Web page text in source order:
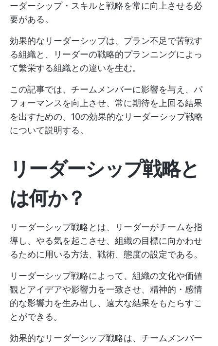
ーダーシップ・スキルと戦略を常に向上させる必
要がある。
効果的なリーダーシップは、プラン不足で苦戦す
る組織と、リーダーの戦略的プランニングによっ
て繁栄する組織との違いを生む。
この記事では、チームメンバーに影響を与え、パ
フォーマンスを向上させ、常に期待を上回る結果
を出すための、10の効果的なリーダーシップ戦略
について説明する。
リーダーシップ戦略と
は何か？
リーダーシップ戦略とは、リーダーがチームを指
導し、やる気を起こさせ、組織の目標に向かわせ
るために用いる方法、戦術、態度の設定である。
リーダーシップ戦略によって、組織の文化や価値
観とアイデアや影響力を一致させ、精神的・感情
的な影響力を生み出し、遠大な結果をもたらすこ
とができる。
効果的なリーダーシップ戦略は、チームメンバー